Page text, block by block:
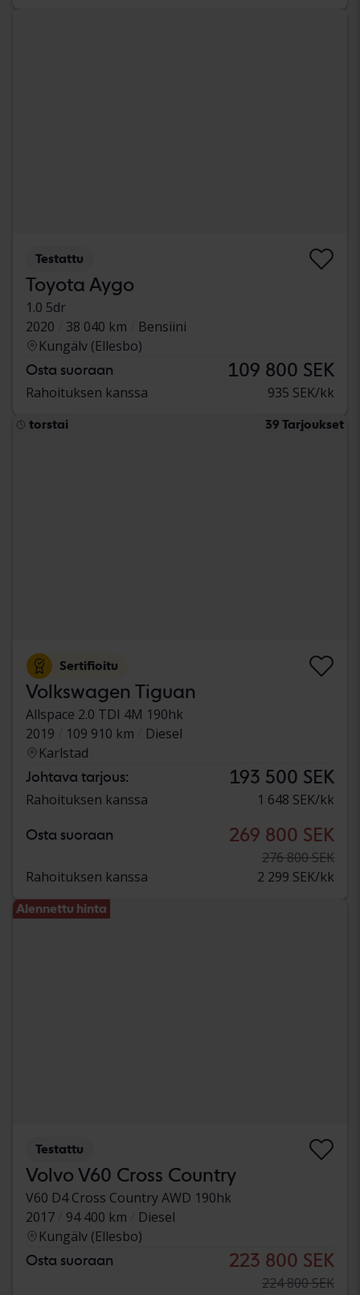
Testattu
Toyota Aygo
1.0 5dr
2020
38 040 km
Bensiini
Kungälv (Ellesbo)
Osta suoraan 109 800 SEK
Rahoituksen kanssa 935 SEK/kk
torstai 39 Tarjoukset
Sertifioitu
Volkswagen Tiguan
Allspace 2.0 TDI 4M 190hk
2019
109 910 km
Diesel
Karlstad
Johtava tarjous: 193 500 SEK
Rahoituksen kanssa 1 648 SEK/kk
Osta suoraan 269 800 SEK
276 800 SEK
Rahoituksen kanssa
2 299 SEK/kk
Alennettu hinta
Testattu
Volvo V60 Cross Country
V60 D4 Cross Country AWD 190hk
2017
94 400 km
Diesel
Kungälv (Ellesbo)
Osta suoraan 223 800 SEK
224 800 SEK